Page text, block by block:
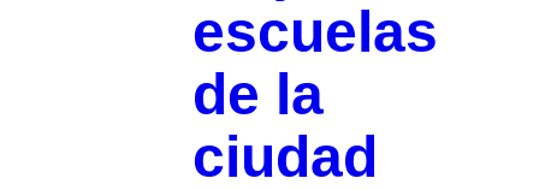
escuelas
de la
ciudad